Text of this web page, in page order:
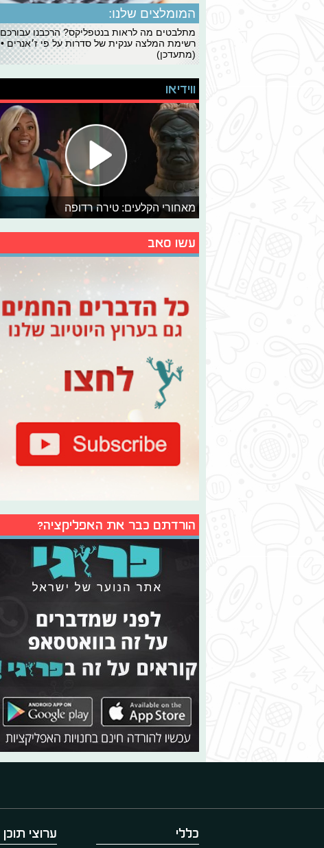
המומלצים שלנו:
מתלבטים מה לראות בנטפליקס? הרכבנו עבורכם
רשימת המלצה ענקית של סדרות על פי ז׳אנרים •
(מתעדכן)
ווידיאו
מאחורי הקלעים: טירה רדופה
עשו סאב
הורדתם כבר את האפליקציה?
כללי ערוצי תוכן